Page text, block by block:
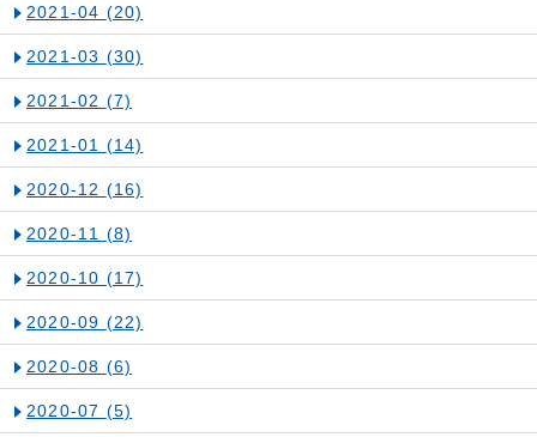
2021-04 (20)
2021-03 (30)
2021-02 (7)
2021-01 (14)
2020-12 (16)
2020-11 (8)
2020-10 (17)
2020-09 (22)
2020-08 (6)
2020-07 (5)